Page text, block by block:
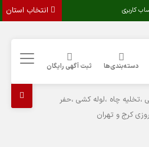
کاربری
دسته‌بندی‌ها ثبت آگهی رایگان
،تخلیه چاه ،لوله کشی ،حفر
کرج و تهران